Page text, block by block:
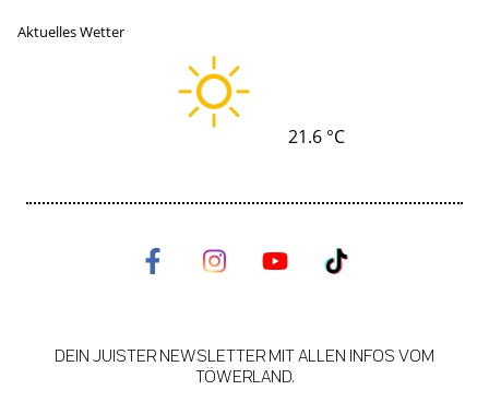
Aktuelles Wetter
21.6 °C
DEIN JUISTER NEWSLETTER MIT ALLEN INFOS VOM
TÖWERLAND.